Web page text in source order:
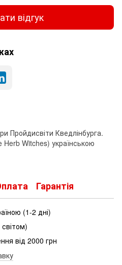
відгук
Пройдисвіти Кведлінбурга.
Herb Witches) українською
Гарантія
(1-2 дні)
від 2000 грн